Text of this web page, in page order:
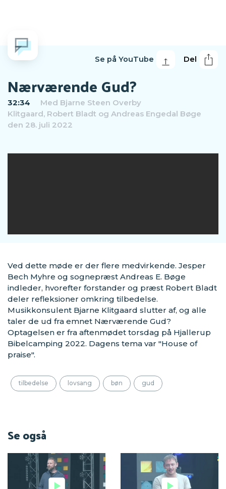
Del
Se på YouTube
Nærværende Gud?
32:34 Med Bjarne Steen Overby
Klitgaard, Robert Bladt og Andreas Engedal Bøge
den 28. juli 2022
Ved dette møde er der flere medvirkende. Jesper
Bech Myhre og sognepræst Andreas E. Bøge
indleder, hvorefter forstander og præst Robert Bladt
deler refleksioner omkring tilbedelse.
Musikkonsulent Bjarne Klitgaard slutter af, og alle
taler de ud fra emnet Nærværende Gud?
Optagelsen er fra aftenmødet torsdag på Hjallerup
Bibelcamping 2022. Dagens tema var "House of
praise".
tilbedelse lovsang bøn gud
Se også